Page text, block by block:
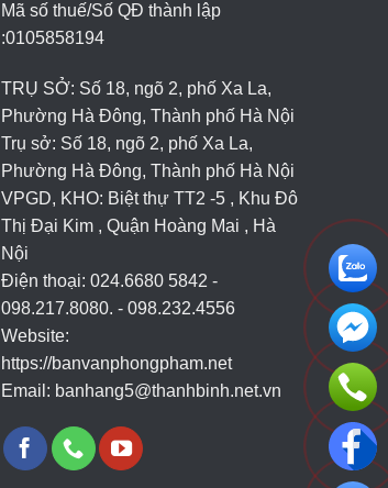
Mã số thuế/Số QĐ thành lập
:0105858194
TRỤ SỞ: Số 18, ngõ 2, phố Xa La,
Phường Hà Đông, Thành phố Hà Nội
Trụ sở: Số 18, ngõ 2, phố Xa La,
Phường Hà Đông, Thành phố Hà Nội
VPGD, KHO: Biệt thự TT2 -5 , Khu Đô
Thị Đại Kim , Quận Hoàng Mai , Hà
Nội
Điện thoại: 024.6680 5842 -
098.217.8080. - 098.232.4556
Website:
https://banvanphongpham.net
Email: banhang5@thanhbinh.net.vn